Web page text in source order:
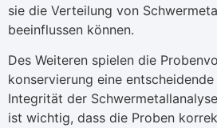
sie die Verteilung von
beeinflussen können.
Des Weiteren spielen die
konservierung eine
Integrität der
ist wichtig, dass die Proben